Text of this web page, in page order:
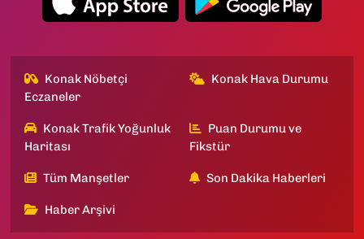
Konak Nöbetçi
Eczaneler
Konak Hava Durumu
Konak Trafik Yoğunluk
Haritası
Puan Durumu ve
Fikstür
Tüm Manşetler Son Dakika Haberleri
Haber Arşivi